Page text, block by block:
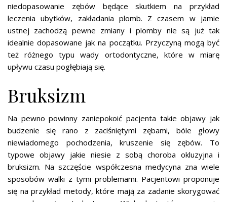
niedopasowanie zębów będące skutkiem na przykład
leczenia ubytków, zakładania plomb. Z czasem w jamie
ustnej zachodzą pewne zmiany i plomby nie są już tak
idealnie dopasowane jak na początku. Przyczyną mogą być
też różnego typu wady ortodontyczne, które w miarę
upływu czasu pogłębiają się.
Bruksizm
Na pewno powinny zaniepokoić pacjenta takie objawy jak
budzenie się rano z zaciśniętymi zębami, bóle głowy
niewiadomego pochodzenia, kruszenie się zębów. To
typowe objawy jakie niesie z sobą choroba okluzyjna i
bruksizm. Na szczęście współczesna medycyna zna wiele
sposobów walki z tymi problemami. Pacjentowi proponuje
się na przykład metody, które mają za zadanie skorygować